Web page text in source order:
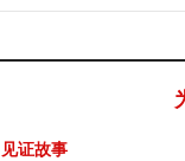
见证故事